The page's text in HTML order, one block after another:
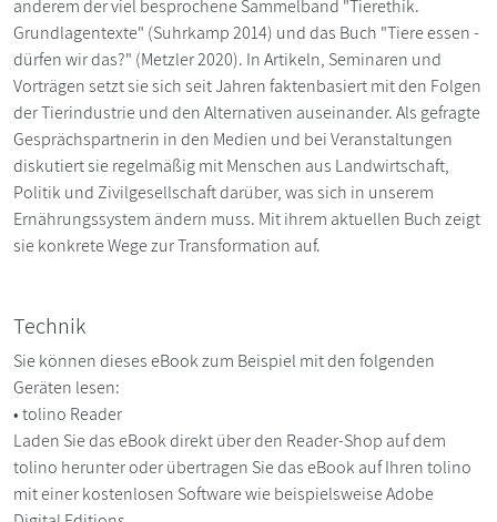
anderem der viel besprochene Sammelband "Tierethik.
Grundlagentexte" (Suhrkamp 2014) und das Buch "Tiere essen -
dürfen wir das?" (Metzler 2020). In Artikeln, Seminaren und
Vorträgen setzt sie sich seit Jahren faktenbasiert mit den Folgen
der Tierindustrie und den Alternativen auseinander. Als gefragte
Gesprächspartnerin in den Medien und bei Veranstaltungen
diskutiert sie regelmäßig mit Menschen aus Landwirtschaft,
Politik und Zivilgesellschaft darüber, was sich in unserem
Ernährungssystem ändern muss. Mit ihrem aktuellen Buch zeigt
sie konkrete Wege zur Transformation auf.
Technik
Sie können dieses eBook zum Beispiel mit den folgenden
Geräten lesen:
• tolino Reader
Laden Sie das eBook direkt über den Reader-Shop auf dem
tolino herunter oder übertragen Sie das eBook auf Ihren tolino
mit einer kostenlosen Software wie beispielsweise Adobe